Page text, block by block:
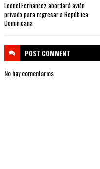
Leonel Fernández abordará avión
privado para regresar a República
Dominicana
POST COMMENT
No hay comentarios